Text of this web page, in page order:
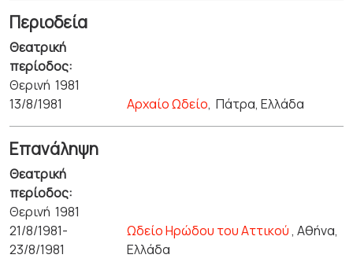
Περιοδεία
Θεατρική
περίοδος:
Θερινή 1981
13/8/1981
Αρχαίο Ωδείο,Πάτρα, Ελλάδα
Επανάληψη
Θεατρική
περίοδος:
Θερινή 1981
21/8/1981-
23/8/1981
Ωδείο Ηρώδου του Αττικού, Αθήνα,
Ελλάδα